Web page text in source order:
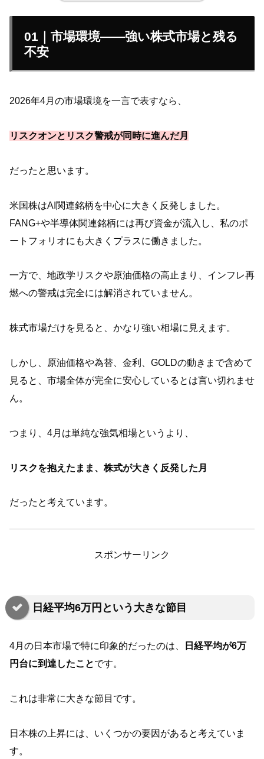
01｜市場環境——強い株式市場と残る
不安
2026年4月の市場環境を一言で表すなら、
リスクオンとリスク警戒が同時に進んだ月
だったと思います。
米国株はAI関連銘柄を中心に大きく反発しました。
FANG+や半導体関連銘柄には再び資金が流入し、私のポ
ートフォリオにも大きくプラスに働きました。
一方で、地政学リスクや原油価格の高止まり、インフレ再
燃への警戒は完全には解消されていません。
株式市場だけを見ると、かなり強い相場に見えます。
しかし、原油価格や為替、金利、GOLDの動きまで含めて
見ると、市場全体が完全に安心しているとは言い切れませ
ん。
つまり、4月は単純な強気相場というより、
リスクを抱えたまま、株式が大きく反発した月
だったと考えています。
スポンサーリンク
日経平均6万円という大きな節目
4月の日本市場で特に印象的だったのは、
日経平均が6万
円台に到達したことです。
これは非常に大きな節目です。
日本株の上昇には、いくつかの要因があると考えていま
す。